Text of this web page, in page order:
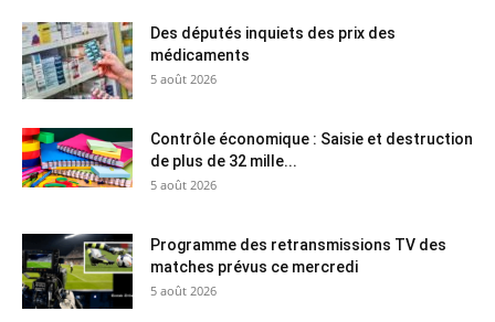
Des députés inquiets des prix des
médicaments
5 août 2026
Contrôle économique : Saisie et destruction
de plus de 32 mille...
5 août 2026
Programme des retransmissions TV des
matches prévus ce mercredi
5 août 2026